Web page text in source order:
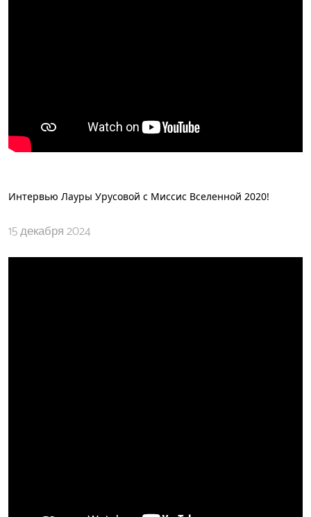
Интервью Лауры Урусовой с Миссис Вселенной 2020!
15 декабря 2024